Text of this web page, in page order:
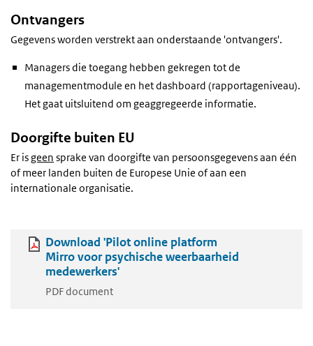
Ontvangers
Gegevens worden verstrekt aan onderstaande 'ontvangers'.
Managers die toegang hebben gekregen tot de
managementmodule en het dashboard (rapportageniveau).
Het gaat uitsluitend om geaggregeerde informatie.
Doorgifte buiten EU
Er isgeen sprake van doorgifte van persoonsgegevens aan één
of meer landen buiten de Europese Unie of aan een
internationale organisatie.
Download 'Pilot online platform
Mirro voor psychische weerbaarheid
medewerkers'
PDF document